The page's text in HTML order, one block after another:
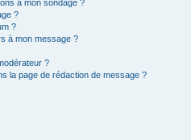
à mon sondage ?
?
?
à mon message ?
?
la page de rédaction de message ?